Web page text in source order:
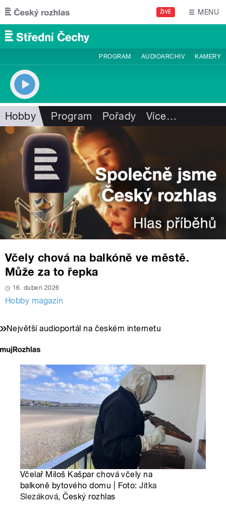
Přejít k hlavnímu obsahu
ŽIVĚ MENU
PROGRAM AUDIOARCHIV KAMERY
Hobby Program Pořady Více…
Včely chová na balkóně ve městě.
Může za to řepka
16. duben 2026
Hobby magazín
Největší audioportál na českém internetu
Včelař Miloš Kašpar chová včely na
balkoně bytového domu | Foto:Jitka
Slezáková, Český rozhlas